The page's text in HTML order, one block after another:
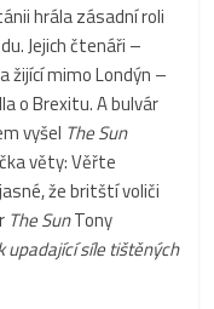
hrála zásadní roli
Jejich čtenáři –
žijící mimo Londýn –
o Brexitu. A bulvár
vyšel The Sun
věty: Věřte
že britští voliči
The SunTony
upadající síle tištěných